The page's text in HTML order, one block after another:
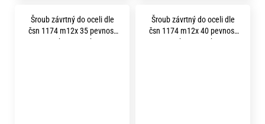
Šroub závrtný do oceli dle
čsn 1174 m12x 35 pevnost
8.8 bez povrchu
Šroub závrtný do oceli dle
čsn 1174 m12x 40 pevnost
8.8 bez povrchu